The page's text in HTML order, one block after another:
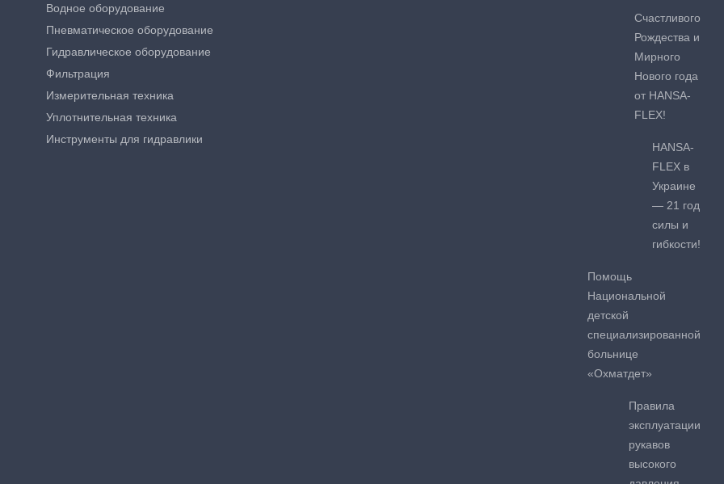
Водное оборудование
Пневматическое оборудование
Гидравлическое оборудование
Фильтрация
Измерительная техника
Уплотнительная техника
Инструменты для гидравлики
Счастливого
Рождества и
Мирного
Нового года
от HANSA-
FLEX!
HANSA-
FLEX в
Украине
— 21 год
силы и
гибкости!
Помощь
Национальной
детской
специализированной
больнице
«Охматдет»
Правила
эксплуатации
рукавов
высокого